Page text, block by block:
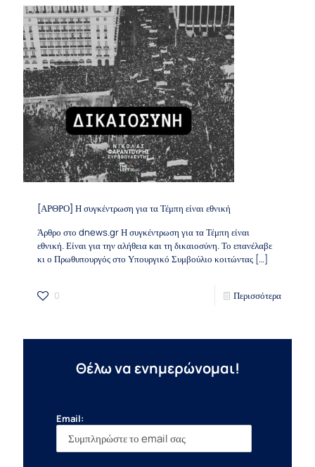
[ΑΡΘΡΟ] Η συγκέντρωση για τα Τέμπη είναι εθνική
Άρθρο στο dnews.gr Η συγκέντρωση για τα Τέμπη είναι
εθνική. Είναι για την αλήθεια και τη δικαιοσύνη. Το επανέλαβε
κι ο Πρωθυπουργός στο Υπουργικό Συμβούλιο κοιτώντας […]
0 Περισσότερα
Θέλω να ενημερώνομαι!
Email: